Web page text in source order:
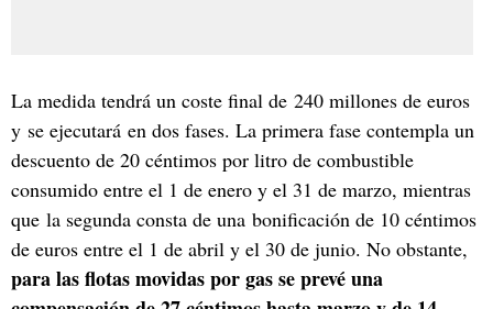
La medida tendrá un coste final de 240 millones de euros
y se ejecutará en dos fases. La primera fase contempla un
descuento de 20 céntimos por litro de combustible
consumido entre el 1 de enero y el 31 de marzo, mientras
que la segunda consta de una bonificación de 10 céntimos
de euros entre el 1 de abril y el 30 de junio. No obstante,
para las flotas movidas por gas se prevé una